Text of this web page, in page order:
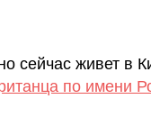
сейчас живет в
по имени